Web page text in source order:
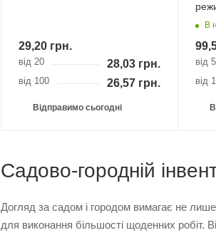
29,20 грн.
від 20 28,03 грн.
від 100 26,57 грн.
Відправимо сьогодні
В
від
від
Садово-городній
Догляд за садом і городом вимагає не
для виконання більшості щоденних робіт.